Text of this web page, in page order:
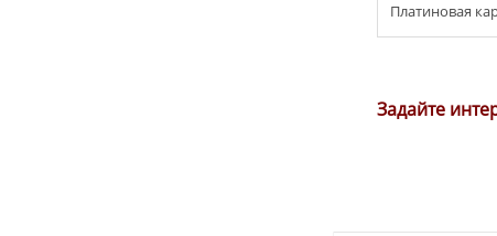
Платиновая
Задайте